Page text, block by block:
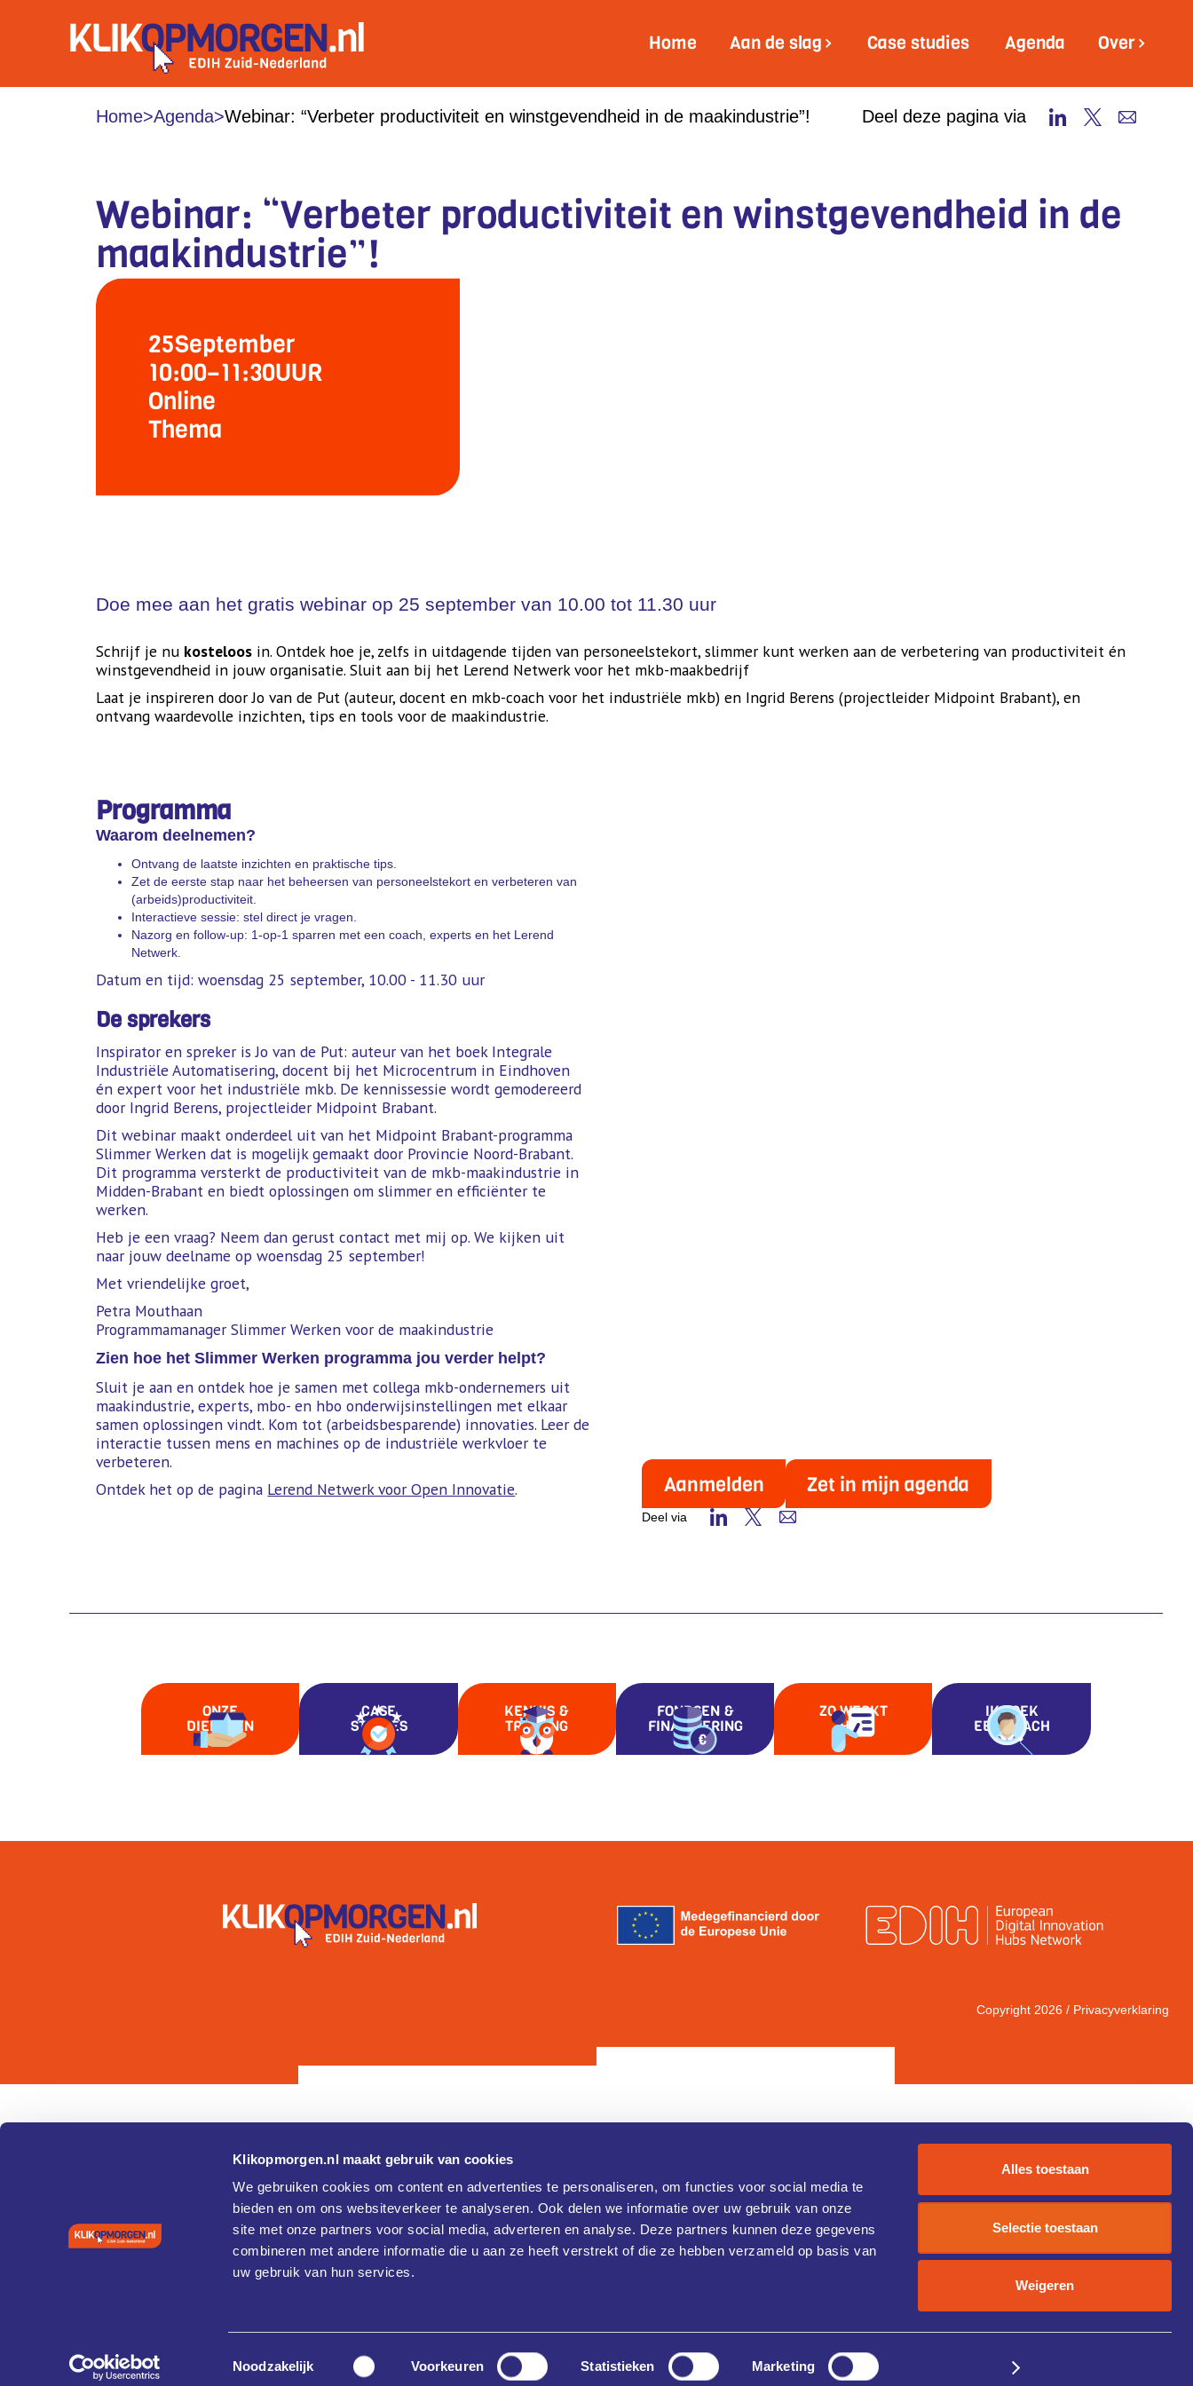
Klikopmorgen.nl maakt gebruik van cookies
We gebruiken cookies om content en advertenties te personaliseren, om functies voor social media te
bieden en om ons websiteverkeer te analyseren. Ook delen we informatie over uw gebruik van onze
site met onze partners voor social media, adverteren en analyse. Deze partners kunnen deze gegevens
combineren met andere informatie die u aan ze heeft verstrekt of die ze hebben verzameld op basis van
uw gebruik van hun services.
Toestemmingsselectie
Noodzakelijk Voorkeuren Statistieken Marketing
Alles toestaan
Selectie toestaan
Weigeren
Home Aan de slag Case studies Agenda Over
Home>Agenda>Webinar: “Verbeter productiviteit en winstgevendheid in de maakindustrie”! Deel deze pagina via
Webinar: “Verbeter productiviteit en winstgevendheid in de
maakindustrie”!
25September
10:00–11:30UUR
Online
Thema
Doe mee aan het gratis webinar op 25 september van 10.00 tot 11.30 uur
Schrijf je nu kosteloos in. Ontdek hoe je, zelfs in uitdagende tijden van personeelstekort, slimmer kunt werken aan de verbetering van productiviteit én
winstgevendheid in jouw organisatie. Sluit aan bij het Lerend Netwerk voor het mkb-maakbedrijf
Laat je inspireren door Jo van de Put (auteur, docent en mkb-coach voor het industriële mkb) en Ingrid Berens (projectleider Midpoint Brabant), en
ontvang waardevolle inzichten, tips en tools voor de maakindustrie.
Programma
Waarom deelnemen?
Ontvang de laatste inzichten en praktische tips.
Zet de eerste stap naar het beheersen van personeelstekort en verbeteren van
(arbeids)productiviteit.
Interactieve sessie: stel direct je vragen.
Nazorg en follow-up: 1-op-1 sparren met een coach, experts en het Lerend
Netwerk.
Datum en tijd: woensdag 25 september, 10.00 - 11.30 uur
De sprekers
Inspirator en spreker is Jo van de Put: auteur van het boek Integrale
Industriële Automatisering, docent bij het Microcentrum in Eindhoven
én expert voor het industriële mkb. De kennissessie wordt gemodereerd
door Ingrid Berens, projectleider Midpoint Brabant.
Dit webinar maakt onderdeel uit van het Midpoint Brabant-programma
Slimmer Werken dat is mogelijk gemaakt door Provincie Noord-Brabant.
Dit programma versterkt de productiviteit van de mkb-maakindustrie in
Midden-Brabant en biedt oplossingen om slimmer en efficiënter te
werken.
Heb je een vraag? Neem dan gerust contact met mij op. We kijken uit
naar jouw deelname op woensdag 25 september!
Met vriendelijke groet,
Petra Mouthaan
Programmamanager Slimmer Werken voor de maakindustrie
Zien hoe het Slimmer Werken programma jou verder helpt?
Sluit je aan en ontdek hoe je samen met collega mkb-ondernemers uit
maakindustrie, experts, mbo- en hbo onderwijsinstellingen met elkaar
samen oplossingen vindt. Kom tot (arbeidsbesparende) innovaties. Leer de
interactie tussen mens en machines op de industriële werkvloer te
verbeteren.
Ontdek het op de pagina Lerend Netwerk voor Open Innovatie. Aanmelden Zet in mijn agenda
Deel via
ONZE
DIENSTEN
CASE
STUDIES
KENNIS &
TRAINING
FONDSEN &
FINANCIERING
ZO WERKT
HET
IK ZOEK
EEN COACH
Copyright 2026 / Privacyverklaring
Agenda
Vaardigheden en training
Contact
Updates
Over
Cookie verklaring
Privacy verklaring
Brainport Industries Campus (BIC 1)
Rijtackerweg 13
5657 BX Eindhoven